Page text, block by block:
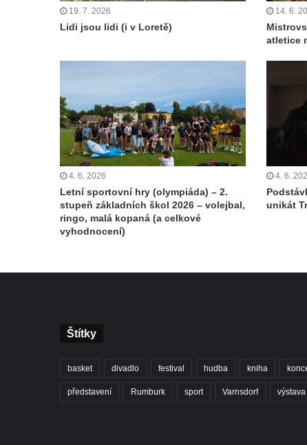
19. 7. 2026
Lidi jsou lidi (i v Loretě)
14. 6.
atletice
4. 6. 2026
Letní sportovní hry (olympiáda) – 2.
stupeň základních škol 2026 – volejbal,
ringo, malá kopaná (a celkové
vyhodnocení)
4. 6.
unikát
Štítky
basket divadlo festival hudba kniha
představení Rumburk sport Varnsdorf výstava